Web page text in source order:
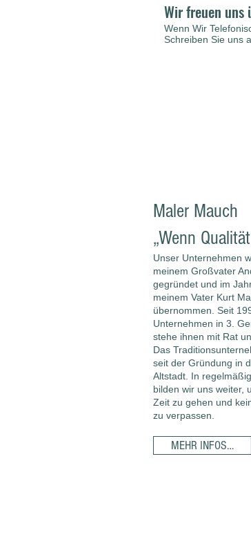
Wir freuen
Wenn Wir
Schreiben Sie uns
Maler Mauch
„Wenn
Unser Unternehmen
meinem Großvater
gegründet und im
meinem Vater Kurt
übernommen. Seit
Unternehmen in 3.
stehe ihnen mit Rat
Das
seit der Gründung in
Altstadt. In
bilden wir uns weiter,
Zeit zu gehen und
zu verpassen.
MEHR INFOS…